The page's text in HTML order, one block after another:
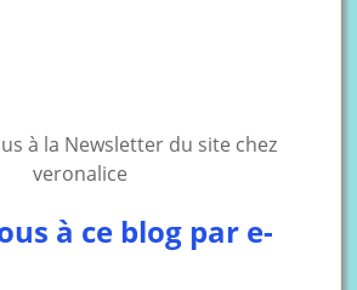
à la Newsletter du site chez
veronalice
à ce blog par e-